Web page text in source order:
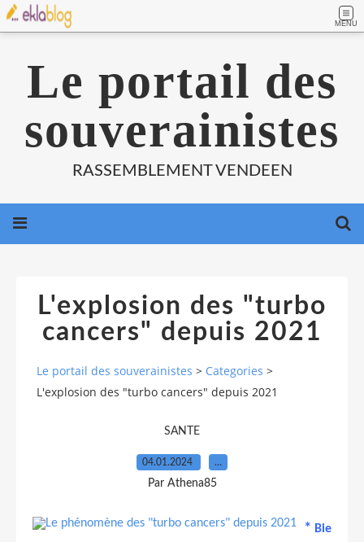
MENU
Le portail des
souverainistes
RASSEMBLEMENT VENDEEN
L'explosion des "turbo
cancers" depuis 2021
Le portail des souverainistes > Categories >
L'explosion des "turbo cancers" depuis 2021
SANTE
04.01.2024 …
Par Athena85
* Bie